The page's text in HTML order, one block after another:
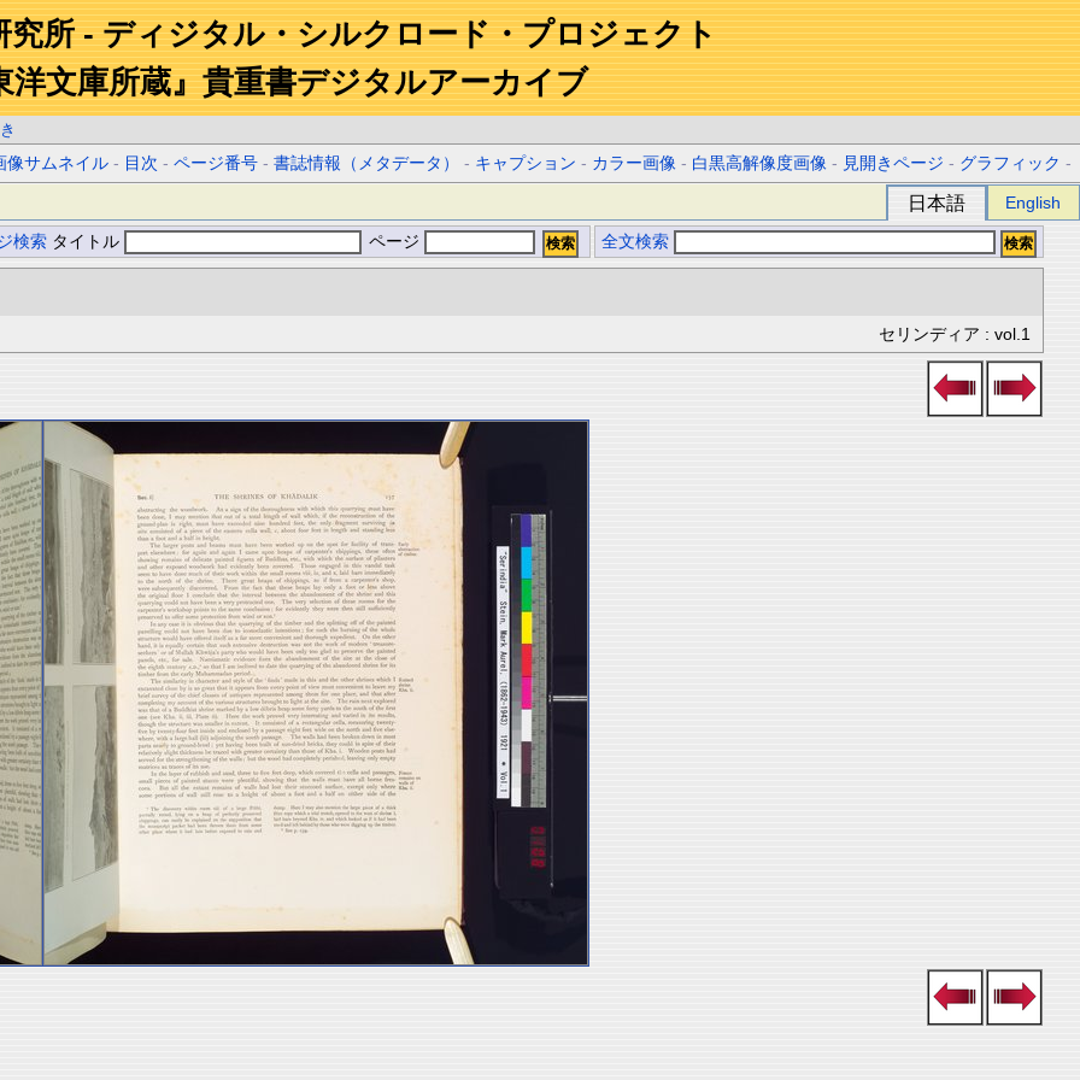
究所 - ディジタル・シルクロード・プロジェクト
洋文庫所蔵』貴重書デジタルアーカイブ
像サムネイル - 目次 -ページ番号 -書誌情報（メタデータ） - キャプション - カラー画像 - 白黒高解像度画像 - 見開きページ - グラフィック -
日本語 English
検索 タイトル ページ 全文検索
セリンディア : vol.1